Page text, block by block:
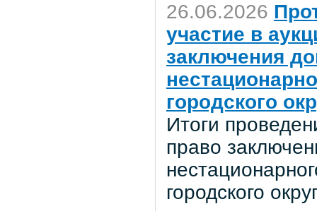
26.06.2026
участие в
заключения
городского
Итоги
право
городского